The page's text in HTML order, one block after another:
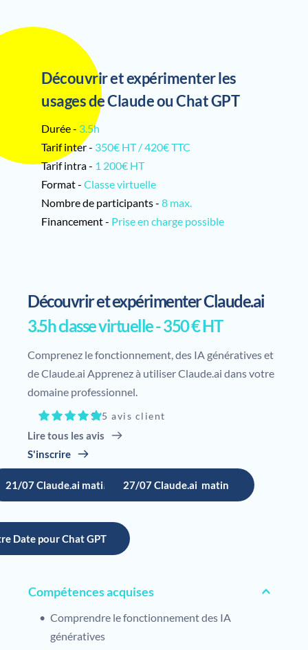
Découvrir et expérimenter les
usages de Claude ou Chat GPT
Durée - 3.5h
Tarif inter - 350€ HT / 420€ TTC
Tarif intra - 1 200€ HT
Format - Classe virtuelle
Nombre de participants - 8 max.
Financement - Prise en charge possible
Découvrir et expérimenter Claude.ai
3.5h classe virtuelle - 350 € HT
Comprenez le fonctionnement, des IA génératives et
de Claude.ai Apprenez à utiliser Claude.ai dans votre
domaine professionnel.
5/5 avis client
Lire tous les avis
S'inscrire
21/07 Claude.ai matin 27/07 Claude.ai matin
Date pour Chat GPT
Compétences acquises
Comprendre le fonctionnement des IA
génératives